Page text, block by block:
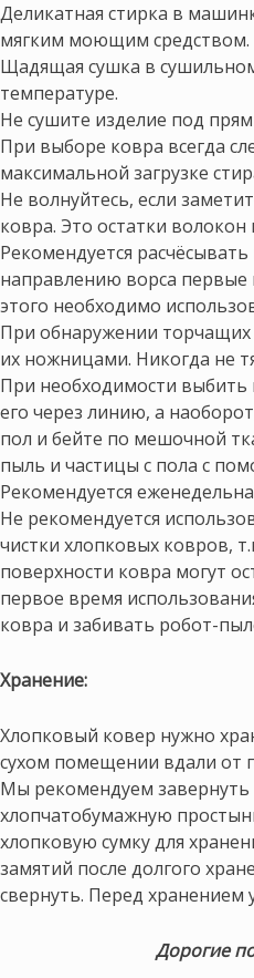
Деликатная стирка в
мягким моющим средством.
Щадящая сушка в
температуре.
Не сушите изделие под
При выборе ковра всегда
максимальной загрузке
Не волнуйтесь, если
ковра. Это остатки волокон
Рекомендуется
направлению ворса первые
этого необходимо
При обнаружении
их ножницами. Никогда не
При необходимости
его через линию, а
пол и бейте по мешочной
пыль и частицы с пола с
Рекомендуется
Не рекомендуется
чистки хлопковых ковров,
поверхности ковра могут
первое время
ковра и забивать робот-
Хранение:
Хлопковый ковер нужно
сухом помещении вдали от
Мы рекомендуем завернуть
хлопчатобумажную
хлопковую сумку для
замятий после долгого
свернуть. Перед хранением
Дорогие